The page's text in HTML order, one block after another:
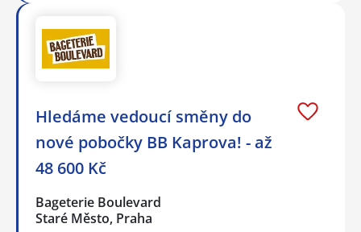
Hledáme vedoucí směny do
nové pobočky BB Kaprova! - až
48 600 Kč
Bageterie Boulevard
Staré Město, Praha